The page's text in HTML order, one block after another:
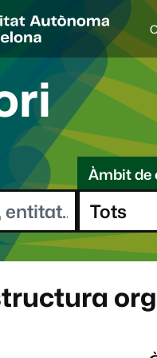
I
d
i
a
e
l
e
o
t
Àmbit de